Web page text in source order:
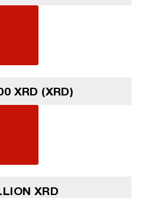
XRD (XRD)
XRD